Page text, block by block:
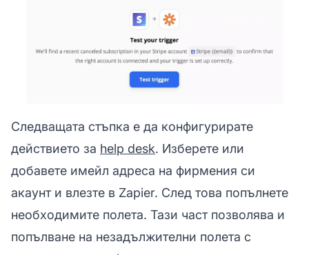
Следващата стъпка е да конфигурирате
действието за help desk. Изберете или
добавете имейл адреса на фирмения си
акаунт и влезте в Zapier. След това попълнете
необходимите полета. Тази част позволява и
попълване на незадължителни полета с